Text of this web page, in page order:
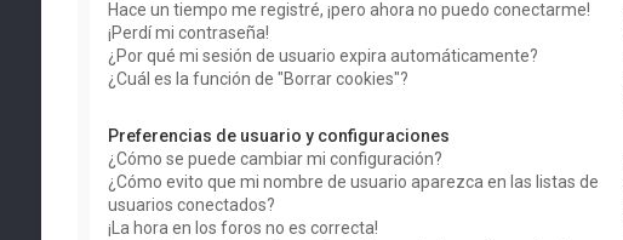
Hace un tiempo me registré, ¡pero ahora no puedo conectarme!
¡Perdí mi contraseña!
¿Por qué mi sesión de usuario expira automáticamente?
¿Cuál es la función de "Borrar cookies"?
Preferencias de usuario y configuraciones
¿Cómo se puede cambiar mi configuración?
¿Cómo evito que mi nombre de usuario aparezca en las listas de
usuarios conectados?
¡La hora en los foros no es correcta!